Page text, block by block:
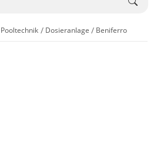
Pooltechnik Dosieranlage Beniferro